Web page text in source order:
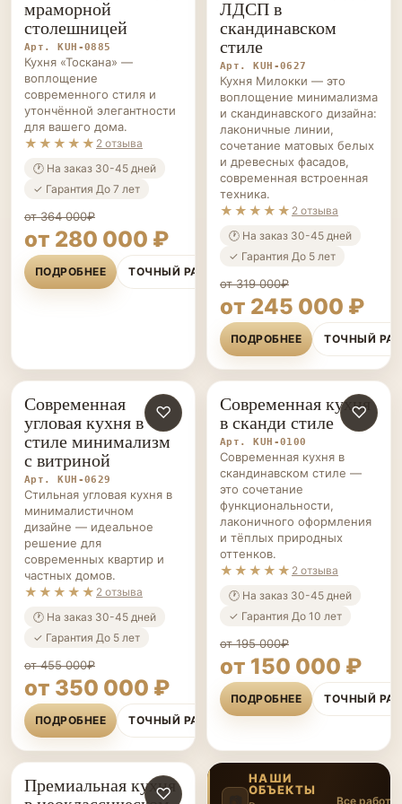
столешницей
Арт. KUH-0885
Кухня «Тоскана» —
воплощение
современного стиля и
утончённой элегантности
для вашего дома.
★★★★★ 2 отзыва
🕐 На заказ 30-45 дней
✓ Гарантия До 7 лет
от 364 000₽
от 280 000 ₽
ПОДРОБНЕЕ ТОЧНЫЙ РАСЧЁТ
скандинавском
стиле
Арт. KUH-0627
Кухня Милокки — это
воплощение минимализма
и скандинавского дизайна:
лаконичные линии,
сочетание матовых белых
и древесных фасадов,
современная встроенная
техника.
★★★★★
2 отзыва
🕐 На заказ 30-45 дней
✓ Гарантия До 5 лет
от 319 000₽
от 245 000 ₽
ПОДРОБНЕЕ ТОЧНЫЙ
♡
Современная
угловая кухня в
стиле минимализм
с витриной
Арт. KUH-0629
Стильная угловая кухня в
минималистичном
дизайне — идеальное
решение для
современных квартир и
частных домов.
★★★★★ 2 отзыва
🕐 На заказ 30-45 дней
✓ Гарантия До 5 лет
от 455 000₽
от 350 000 ₽
ПОДРОБНЕЕ ТОЧНЫЙ РАСЧЁТ
♡
Современная кухня
в сканди стиле
Арт. KUH-0100
Современная кухня в
скандинавском стиле —
это сочетание
функциональности,
лаконичного оформления
и тёплых природных
оттенков.
★★★★★
2 отзыва
🕐 На заказ 30-45 дней
✓ Гарантия До 10 лет
от 195 000₽
от 150 000 ₽
ПОДРОБНЕЕ ТОЧНЫЙ
♡
Премиальная кухня
в неоклассическом
ОБЪЕКТЫ
Реализованные
проекты
Все
4/20